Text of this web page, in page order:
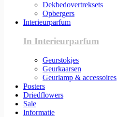
Dekbedovertreksets
Opbergers
Interieurparfum
In Interieurparfum
Geurstokjes
Geurkaarsen
Geurlamp & accessoires
Posters
Driedflowers
Sale
Informatie